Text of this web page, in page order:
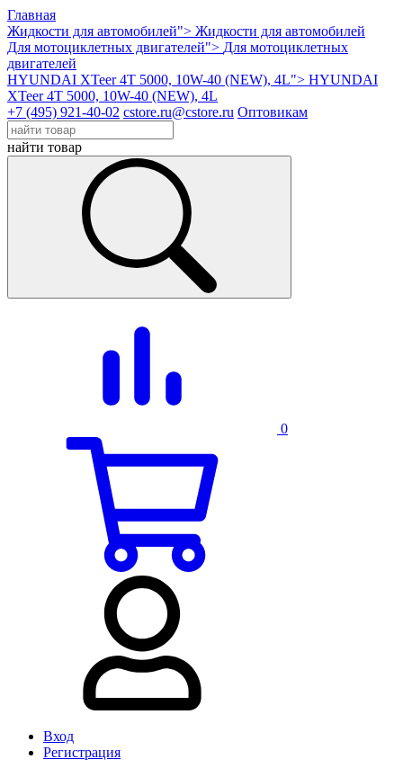
Главная
Жидкости для автомобилей"> Жидкости для автомобилей
Для мотоциклетных двигателей"> Для мотоциклетных
двигателей
HYUNDAI XTeer 4T 5000, 10W-40 (NEW), 4L"> HYUNDAI
XTeer 4T 5000, 10W-40 (NEW), 4L
+7 (495) 921-40-02 cstore.ru@cstore.ru Оптовикам
найти товар
0
Вход
Регистрация